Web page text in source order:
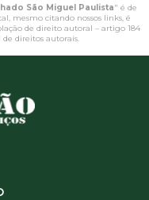
São Miguel Paulista" é de
mesmo citando nossos links, é
de direito autoral – artigo 184
de direitos autorais.